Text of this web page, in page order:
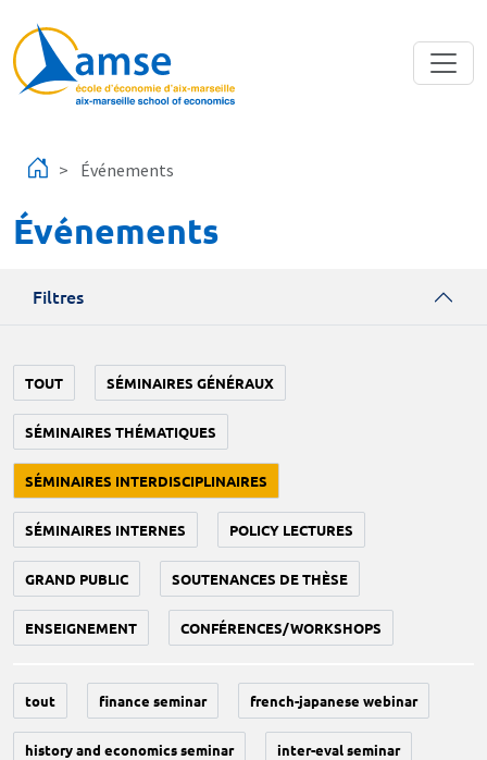
Événements
Événements
Filtres
TOUT SÉMINAIRES GÉNÉRAUX
SÉMINAIRES THÉMATIQUES
SÉMINAIRES INTERDISCIPLINAIRES
SÉMINAIRES INTERNES POLICY LECTURES
GRAND PUBLIC SOUTENANCES DE THÈSE
ENSEIGNEMENT CONFÉRENCES/WORKSHOPS
tout finance seminar french-japanese webinar
history and economics seminar inter-eval seminar